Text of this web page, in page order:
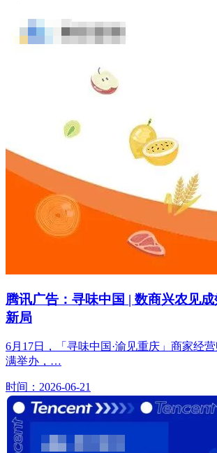
腾讯广告：寻味中国 | 数商兴农见
新局
6月17日，「寻味中国·渝见重庆」商家经
满举办，…
时间：2026-06-21